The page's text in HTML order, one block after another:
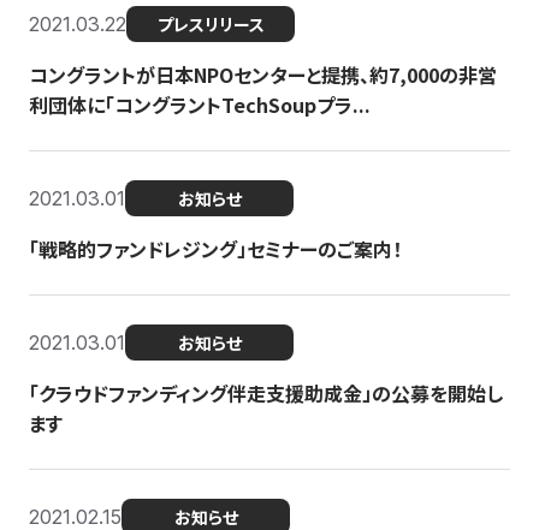
2021.03.22 プレスリリース
コングラントが日本NPOセンターと提携、約7,000の非営
利団体に「コングラントTechSoupプラ...
2021.03.01 お知らせ
「戦略的ファンドレジング」セミナーのご案内！
2021.03.01 お知らせ
「クラウドファンディング伴走支援助成金」の公募を開始し
ます
2021.02.15 お知らせ